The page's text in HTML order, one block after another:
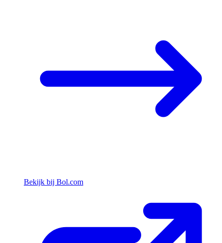
Bekijk bij Bol.com